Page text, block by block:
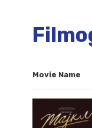
Movie Name